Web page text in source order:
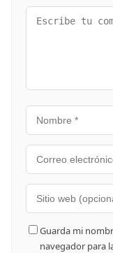
Guarda mi
navegador para